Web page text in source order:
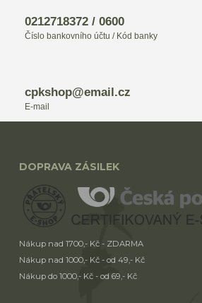
0212718372 / 0600
Číslo bankovního účtu / Kód banky
cpkshop@email.cz
E-mail
DOPRAVA ZÁSILEK
Nákup nad 1700,- Kč - ZDARMA
Nákup nad 1000,- Kč - od 49,- Kč
Nákup do 1000,- Kč - od 69,- Kč